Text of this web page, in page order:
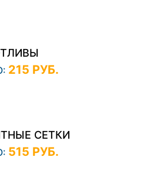
215 РУБ.
СЕТКИ
515 РУБ.